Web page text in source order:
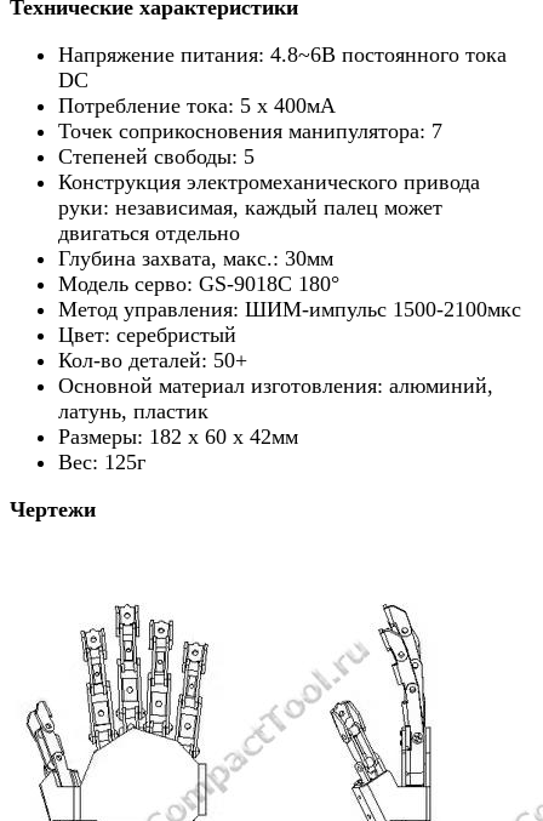
Технические характеристики
Напряжение питания: 4.8~6В постоянного тока
DC
Потребление тока: 5 х 400мА
Точек соприкосновения манипулятора: 7
Степеней свободы: 5
Конструкция электромеханического привода
руки: независимая, каждый палец может
двигаться отдельно
Глубина захвата, макс.: 30мм
Модель серво: GS-9018C 180°
Метод управления: ШИМ-импульс 1500-2100мкс
Цвет: серебристый
Кол-во деталей: 50+
Основной материал изготовления: алюминий,
латунь, пластик
Размеры: 182 х 60 х 42мм
Вес: 125г
Чертежи